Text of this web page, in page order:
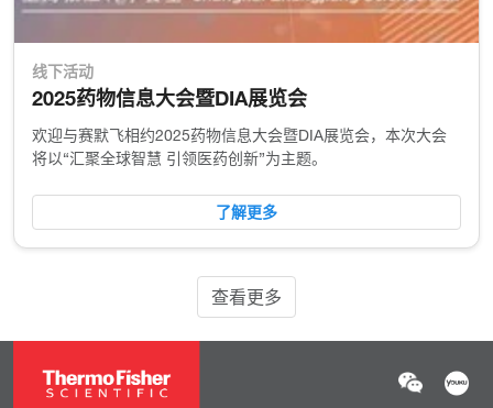
线下活动
2025药物信息大会暨DIA展览会
欢迎与赛默飞相约2025药物信息大会暨DIA展览会，本次大会
将以“汇聚全球智慧 引领医药创新”为主题。
了解更多
查看更多